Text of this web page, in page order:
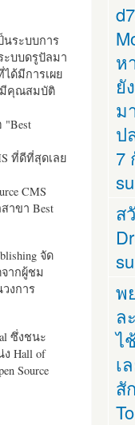
นระบบการ
ะบบดรูปัลมา
ด้มีการเผย
มีคุณสมบัติ
"Best
ที่ดีที่สุดเลย
CMS
าขา Best
จัด
ากผู้ชม
งการ
ซึ่งชนะ
Hall of
Source
ห
ยั
ม
ป
7
ส
พ
ล
ไ
เ
สั